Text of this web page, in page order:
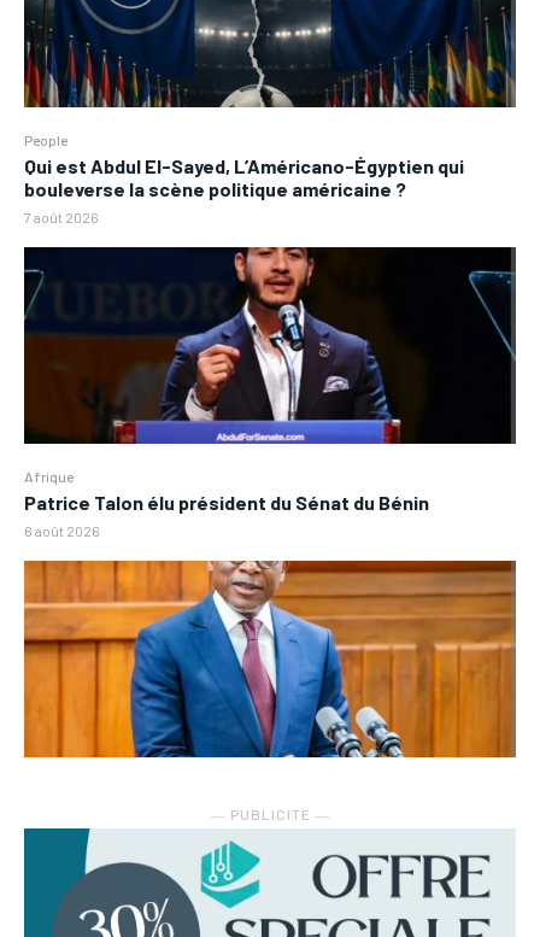
People
Qui est Abdul El-Sayed, L’Américano-Égyptien qui
bouleverse la scène politique américaine ?
7 août 2026
Afrique
Patrice Talon élu président du Sénat du Bénin
6 août 2026
― PUBLICITE ―